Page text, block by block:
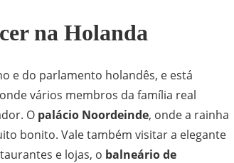
na Holanda
e do parlamento holandês, e está
vários membros da família real
O palácio Noordeinde, onde a rainha
bonito. Vale também visitar a elegante
e lojas, o balneário de